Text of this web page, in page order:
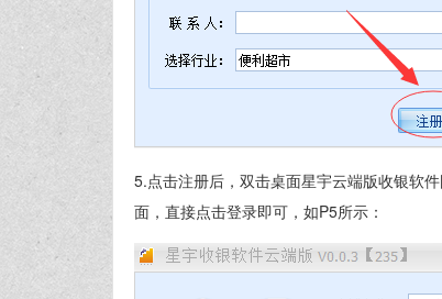
5.点击注册后，双击桌面星宇云端版收银软
面，直接点击登录即可，如P5所示：